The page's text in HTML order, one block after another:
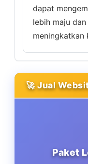
dapat
lebih maju
meningkatkan
🚀 Jual
Paket